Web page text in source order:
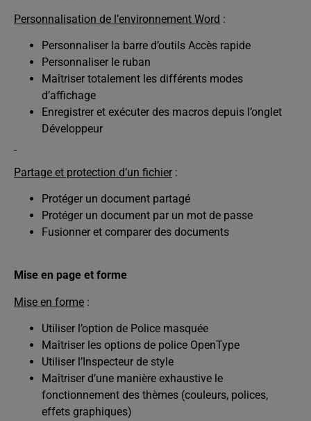
Personnalisation de l’environnement Word :
Personnaliser la barre d’outils Accès rapide
Personnaliser le ruban
Maîtriser totalement les différents modes
d’affichage
Enregistrer et exécuter des macros depuis l’onglet
Développeur
Partage et protection d’un fichier :
Protéger un document partagé
Protéger un document par un mot de passe
Fusionner et comparer des documents
Mise en page et forme
Mise en forme :
Utiliser l’option de Police masquée
Maîtriser les options de police OpenType
Utiliser l’Inspecteur de style
Maîtriser d’une manière exhaustive le
fonctionnement des thèmes (couleurs, polices,
effets graphiques)